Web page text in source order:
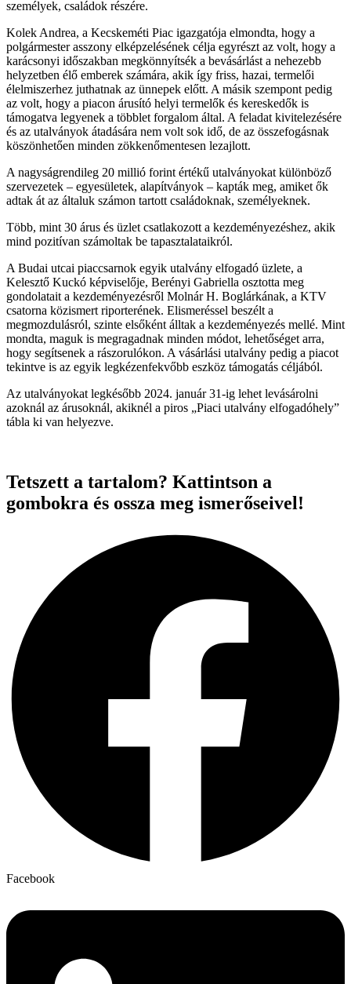
személyek, családok részére.
Kolek Andrea, a Kecskeméti Piac igazgatója elmondta, hogy a
polgármester asszony elképzelésének célja egyrészt az volt, hogy a
karácsonyi időszakban megkönnyítsék a bevásárlást a nehezebb
helyzetben élő emberek számára, akik így friss, hazai, termelői
élelmiszerhez juthatnak az ünnepek előtt. A másik szempont pedig
az volt, hogy a piacon árusító helyi termelők és kereskedők is
támogatva legyenek a többlet forgalom által. A feladat kivitelezésére
és az utalványok átadására nem volt sok idő, de az összefogásnak
köszönhetően minden zökkenőmentesen lezajlott.
A nagyságrendileg 20 millió forint értékű utalványokat különböző
szervezetek – egyesületek, alapítványok – kapták meg, amiket ők
adtak át az általuk számon tartott családoknak, személyeknek.
Több, mint 30 árus és üzlet csatlakozott a kezdeményezéshez, akik
mind pozitívan számoltak be tapasztalataikról.
A Budai utcai piaccsarnok egyik utalvány elfogadó üzlete, a
Kelesztő Kuckó képviselője, Berényi Gabriella osztotta meg
gondolatait a kezdeményezésről Molnár H. Boglárkának, a KTV
csatorna közismert riporterének. Elismeréssel beszélt a
megmozdulásról, szinte elsőként álltak a kezdeményezés mellé. Mint
mondta, maguk is megragadnak minden módot, lehetőséget arra,
hogy segítsenek a rászorulókon. A vásárlási utalvány pedig a piacot
tekintve is az egyik legkézenfekvőbb eszköz támogatás céljából.
Az utalványokat legkésőbb 2024. január 31-ig lehet levásárolni
azoknál az árusoknál, akiknél a piros „Piaci utalvány elfogadóhely”
tábla ki van helyezve.
Tetszett a tartalom? Kattintson a
gombokra és ossza meg ismerőseivel!
Facebook